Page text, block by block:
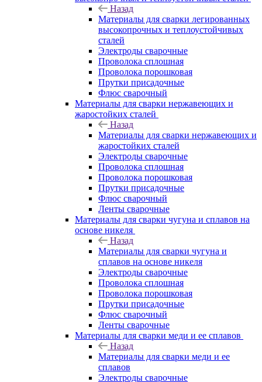
Назад
Материалы для сварки легированных
высокопрочных и теплоустойчивых
сталей
Электроды сварочные
Проволока сплошная
Проволока порошковая
Прутки присадочные
Флюс сварочный
Материалы для сварки нержавеющих и
жаростойких сталей
Назад
Материалы для сварки нержавеющих и
жаростойких сталей
Электроды сварочные
Проволока сплошная
Проволока порошковая
Прутки присадочные
Флюс сварочный
Ленты сварочные
Материалы для сварки чугуна и сплавов на
основе никеля
Назад
Материалы для сварки чугуна и
сплавов на основе никеля
Электроды сварочные
Проволока сплошная
Проволока порошковая
Прутки присадочные
Флюс сварочный
Ленты сварочные
Материалы для сварки меди и ее сплавов
Назад
Материалы для сварки меди и ее
сплавов
Электроды сварочные